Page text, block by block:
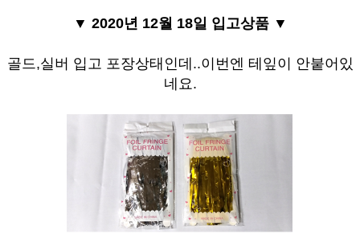
▼ 2020년 12월 18일 입고상품 ▼
골드,실버 입고 포장상태인데..이번엔 테잎이 안붙어있
네요.